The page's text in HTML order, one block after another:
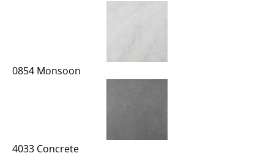
0854 Monsoon
4033 Concrete